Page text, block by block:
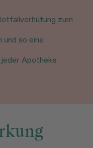
zum
und so eine
Apotheke